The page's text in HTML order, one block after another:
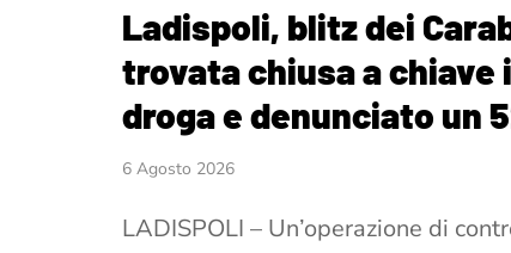
Ladispoli, blitz dei
trovata chiusa a chiave
droga e denunciato un
6 Agosto 2026
LADISPOLI – Un’operazione di